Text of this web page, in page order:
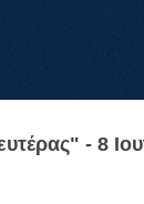
- 8